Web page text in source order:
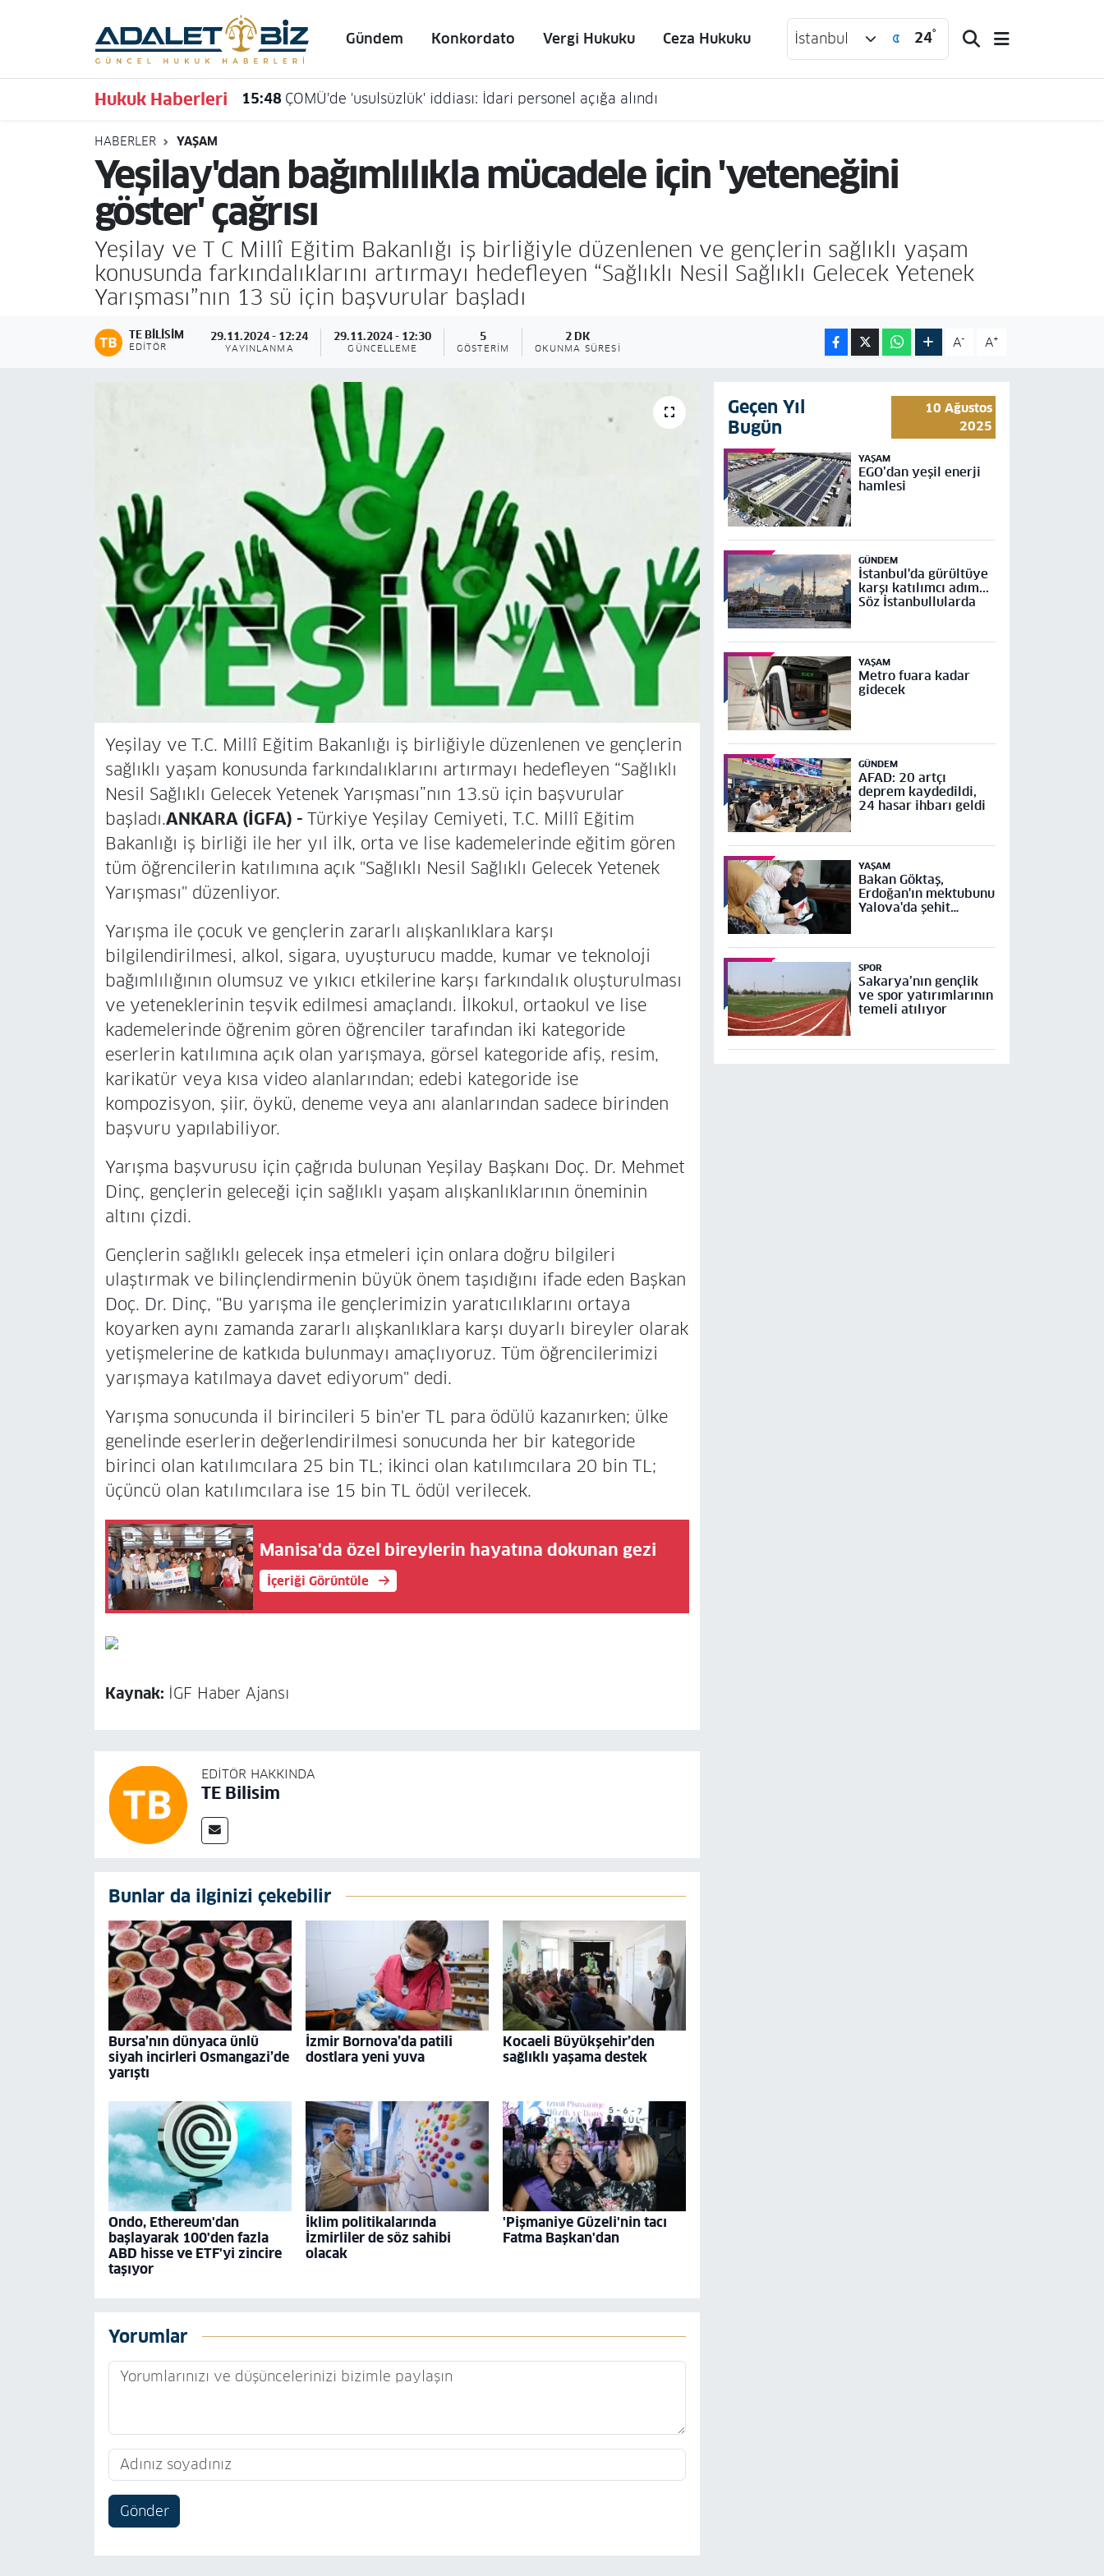
Gündem Konkordato Vergi Hukuku Ceza Hukuku İstanbul 24°
Hukuk Haberleri 15:48 ÇOMÜ'de 'usulsüzlük' iddiası: İdari personel açığa alındı
HABERLER YAŞAM
Yeşilay'dan bağımlılıkla mücadele için 'yeteneğini
göster' çağrısı
Yeşilay ve T C Millî Eğitim Bakanlığı iş birliğiyle düzenlenen ve gençlerin sağlıklı yaşam
konusunda farkındalıklarını artırmayı hedefleyen “Sağlıklı Nesil Sağlıklı Gelecek Yetenek
Yarışması”nın 13 sü için başvurular başladı
TE BILISIM
EDITÖR
29.11.2024 - 12:24
YAYINLANMA
29.11.2024 - 12:30
GÜNCELLEME
5
GÖSTERIM
2 DK
OKUNMA SÜRESI A- A+
Yeşilay ve T.C. Millî Eğitim Bakanlığı iş birliğiyle düzenlenen ve gençlerin
sağlıklı yaşam konusunda farkındalıklarını artırmayı hedefleyen “Sağlıklı
Nesil Sağlıklı Gelecek Yetenek Yarışması”nın 13.sü için başvurular
başladı.ANKARA (İGFA) - Türkiye Yeşilay Cemiyeti, T.C. Millî Eğitim
Bakanlığı iş birliği ile her yıl ilk, orta ve lise kademelerinde eğitim gören
tüm öğrencilerin katılımına açık "Sağlıklı Nesil Sağlıklı Gelecek Yetenek
Yarışması" düzenliyor.
Yarışma ile çocuk ve gençlerin zararlı alışkanlıklara karşı
bilgilendirilmesi, alkol, sigara, uyuşturucu madde, kumar ve teknoloji
bağımlılığının olumsuz ve yıkıcı etkilerine karşı farkındalık oluşturulması
ve yeteneklerinin teşvik edilmesi amaçlandı. İlkokul, ortaokul ve lise
kademelerinde öğrenim gören öğrenciler tarafından iki kategoride
eserlerin katılımına açık olan yarışmaya, görsel kategoride afiş, resim,
karikatür veya kısa video alanlarından; edebi kategoride ise
kompozisyon, şiir, öykü, deneme veya anı alanlarından sadece birinden
başvuru yapılabiliyor.
Yarışma başvurusu için çağrıda bulunan Yeşilay Başkanı Doç. Dr. Mehmet
Dinç, gençlerin geleceği için sağlıklı yaşam alışkanlıklarının öneminin
altını çizdi.
Gençlerin sağlıklı gelecek inşa etmeleri için onlara doğru bilgileri
ulaştırmak ve bilinçlendirmenin büyük önem taşıdığını ifade eden Başkan
Doç. Dr. Dinç, "Bu yarışma ile gençlerimizin yaratıcılıklarını ortaya
koyarken aynı zamanda zararlı alışkanlıklara karşı duyarlı bireyler olarak
yetişmelerine de katkıda bulunmayı amaçlıyoruz. Tüm öğrencilerimizi
yarışmaya katılmaya davet ediyorum" dedi.
Yarışma sonucunda il birincileri 5 bin'er TL para ödülü kazanırken; ülke
genelinde eserlerin değerlendirilmesi sonucunda her bir kategoride
birinci olan katılımcılara 25 bin TL; ikinci olan katılımcılara 20 bin TL;
üçüncü olan katılımcılara ise 15 bin TL ödül verilecek.
Manisa'da özel bireylerin hayatına dokunan gezi
İçeriği Görüntüle
Kaynak: İGF Haber Ajansı
EDITÖR HAKKINDA
TE Bilisim
Bunlar da ilginizi çekebilir
Bursa’nın dünyaca ünlü
siyah incirleri Osmangazi’de
yarıştı
İzmir Bornova’da patili
dostlara yeni yuva
Kocaeli Büyükşehir’den
sağlıklı yaşama destek
Ondo, Ethereum'dan
başlayarak 100'den fazla
ABD hisse ve ETF'yi zincire
taşıyor
İklim politikalarında
İzmirliler de söz sahibi
olacak
'Pişmaniye Güzeli'nin tacı
Fatma Başkan'dan
Yorumlar
Gönder
Geçen Yıl
Bugün
10 Ağustos
2025
YAŞAM
EGO’dan yeşil enerji
hamlesi
GÜNDEM
İstanbul'da gürültüye
karşı katılımcı adım...
Söz İstanbullularda
YAŞAM
Metro fuara kadar
gidecek
GÜNDEM
AFAD: 20 artçı
deprem kaydedildi,
24 hasar ihbarı geldi
YAŞAM
Bakan Göktaş,
Erdoğan'ın mektubunu
Yalova'da şehit
SPOR
Sakarya’nın gençlik
ve spor yatırımlarının
temeli atılıyor
Hava Durumu
Trafik Durumu
Süper Lig Puan Durumu ve Fikstür
Tüm Manşetler
Son Dakika Haberleri
Haber Arşivi